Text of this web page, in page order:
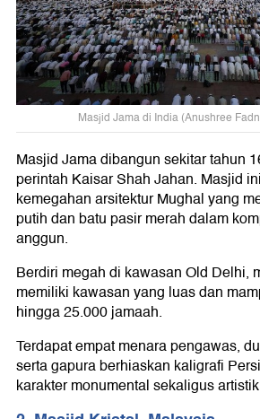
Masjid Jama di India (Anushree
MasjidJama dibangun sekitar tahun
perintah Kaisar Shah Jahan. Masjid
kemegahan arsitektur Mughal yang
putih dan batu pasir merah dalam
anggun.
Berdiri megah di kawasan Old Delhi,
memiliki kawasan yang luas dan
hingga 25.000 jamaah.
Terdapat empat menara pengawas,
serta gapura berhiaskan kaligrafi
karakter monumental sekaligus